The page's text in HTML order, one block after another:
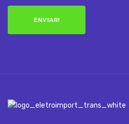
ENVIAR!